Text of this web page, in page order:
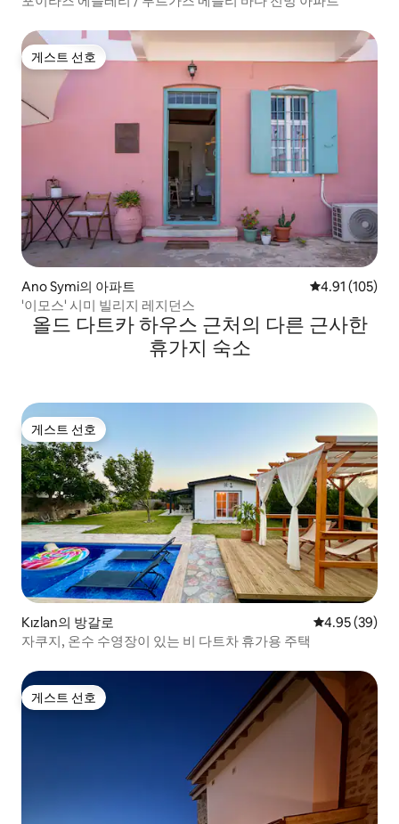
게스트 선호
게스트 선호
Ano Symi의 아파트 평점 4.91점(5
4.91 (105)
'이모스' 시미 빌리지 레지던스
올드 다트카 하우스 근처의 다른 근사한
휴가지 숙소
게스트 선호
게스트 선호
Kızlan의 방갈로 평점 4.95점(5
4.95 (39)
자쿠지, 온수 수영장이 있는 비 다트차 휴가용 주택
게스트 선호
게스트 선호